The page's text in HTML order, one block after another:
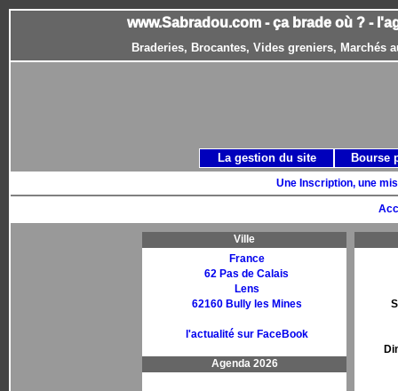
www.Sabradou.com - ça brade où ? -
Braderies, Brocantes, Vides greniers, Marchés
Une Inscription, une
Ville
France
62 Pas de Calais
Lens
62160 Bully les Mines
l'actualité sur FaceBook
Agenda 2026
La gestion du site Bourse